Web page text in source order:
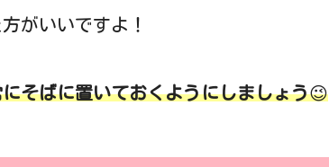
がいいですよ！
そばに置いておくようにしましょう😉